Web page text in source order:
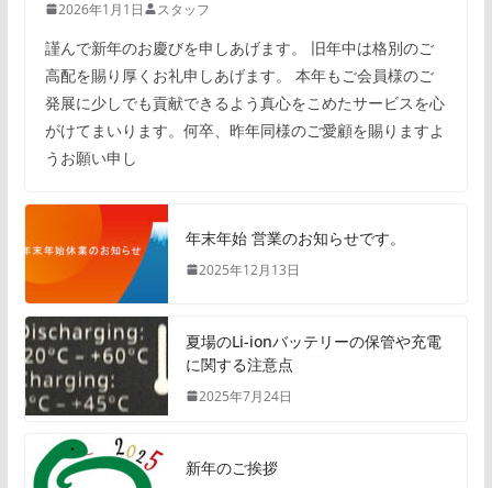
2026年1月1日 スタッフ
謹んで新年のお慶びを申しあげます。 旧年中は格別のご
高配を賜り厚くお礼申しあげます。 本年もご会員様のご
発展に少しでも貢献できるよう真心をこめたサービスを心
がけてまいります。何卒、昨年同様のご愛顧を賜りますよ
うお願い申し
年末年始 営業のお知らせです。
2025年12月13日
夏場のLi-ionバッテリーの保管や充電
に関する注意点
2025年7月24日
新年のご挨拶